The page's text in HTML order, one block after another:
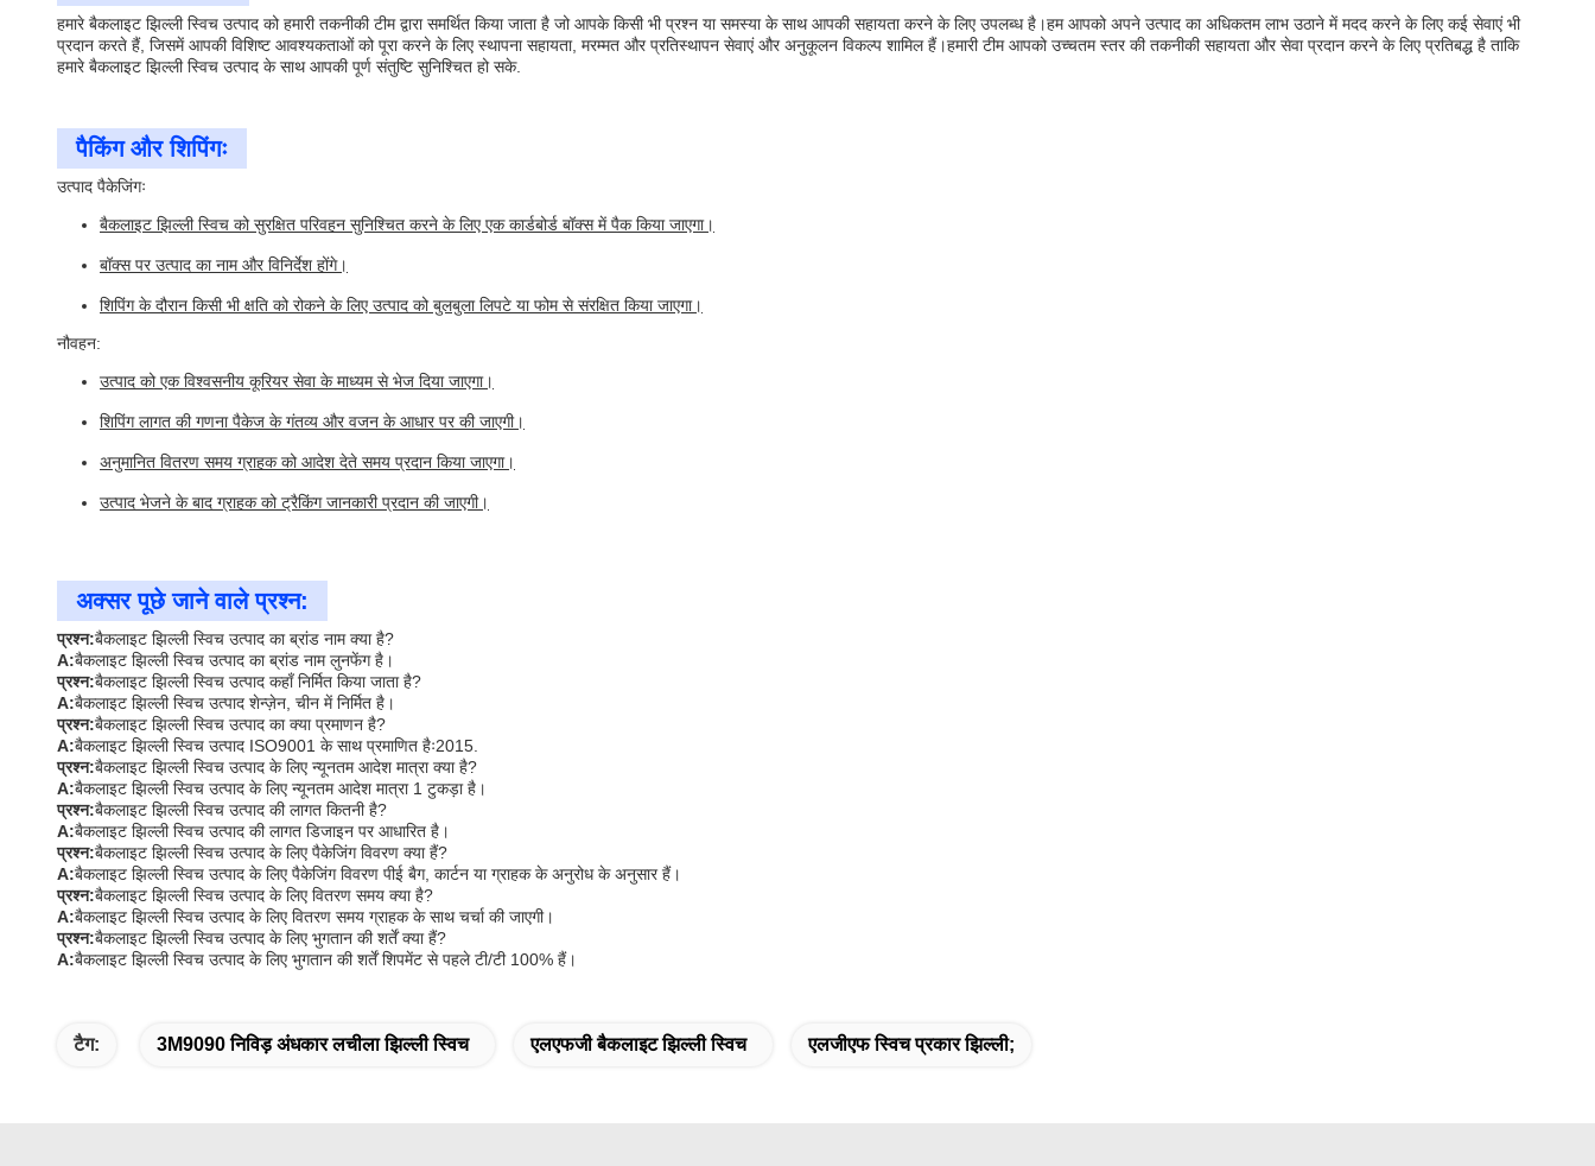
हमारे बैकलाइट झिल्ली स्विच उत्पाद को हमारी तकनीकी टीम द्वारा समर्थित किया जाता है जो आपके किसी भी प्रश्न या समस्या के साथ आपकी सहायता करने के लिए उपलब्ध है।हम आपको अपने उत्पाद का अधिकतम लाभ उठाने में मदद करने के लिए कई सेवाएं भी
प्रदान करते हैं, जिसमें आपकी विशिष्ट आवश्यकताओं को पूरा करने के लिए स्थापना सहायता, मरम्मत और प्रतिस्थापन सेवाएं और अनुकूलन विकल्प शामिल हैं।हमारी टीम आपको उच्चतम स्तर की तकनीकी सहायता और सेवा प्रदान करने के लिए प्रतिबद्ध है ताकि
हमारे बैकलाइट झिल्ली स्विच उत्पाद के साथ आपकी पूर्ण संतुष्टि सुनिश्चित हो सके.
पैकिंग और शिपिंगः
उत्पाद पैकेजिंगः
बैकलाइट झिल्ली स्विच को सुरक्षित परिवहन सुनिश्चित करने के लिए एक कार्डबोर्ड बॉक्स में पैक किया जाएगा।
बॉक्स पर उत्पाद का नाम और विनिर्देश होंगे।
शिपिंग के दौरान किसी भी क्षति को रोकने के लिए उत्पाद को बुलबुला लिपटे या फोम से संरक्षित किया जाएगा।
नौवहन:
उत्पाद को एक विश्वसनीय कूरियर सेवा के माध्यम से भेज दिया जाएगा।
शिपिंग लागत की गणना पैकेज के गंतव्य और वजन के आधार पर की जाएगी।
अनुमानित वितरण समय ग्राहक को आदेश देते समय प्रदान किया जाएगा।
उत्पाद भेजने के बाद ग्राहक को ट्रैकिंग जानकारी प्रदान की जाएगी।
अक्सर पूछे जाने वाले प्रश्न:
प्रश्न:बैकलाइट झिल्ली स्विच उत्पाद का ब्रांड नाम क्या है?
A:बैकलाइट झिल्ली स्विच उत्पाद का ब्रांड नाम लुनफेंग है।
प्रश्न:बैकलाइट झिल्ली स्विच उत्पाद कहाँ निर्मित किया जाता है?
A:बैकलाइट झिल्ली स्विच उत्पाद शेन्ज़ेन, चीन में निर्मित है।
प्रश्न:बैकलाइट झिल्ली स्विच उत्पाद का क्या प्रमाणन है?
A:बैकलाइट झिल्ली स्विच उत्पाद ISO9001 के साथ प्रमाणित हैः2015.
प्रश्न:बैकलाइट झिल्ली स्विच उत्पाद के लिए न्यूनतम आदेश मात्रा क्या है?
A:बैकलाइट झिल्ली स्विच उत्पाद के लिए न्यूनतम आदेश मात्रा 1 टुकड़ा है।
प्रश्न:बैकलाइट झिल्ली स्विच उत्पाद की लागत कितनी है?
A:बैकलाइट झिल्ली स्विच उत्पाद की लागत डिजाइन पर आधारित है।
प्रश्न:बैकलाइट झिल्ली स्विच उत्पाद के लिए पैकेजिंग विवरण क्या हैं?
A:बैकलाइट झिल्ली स्विच उत्पाद के लिए पैकेजिंग विवरण पीई बैग, कार्टन या ग्राहक के अनुरोध के अनुसार हैं।
प्रश्न:बैकलाइट झिल्ली स्विच उत्पाद के लिए वितरण समय क्या है?
A:बैकलाइट झिल्ली स्विच उत्पाद के लिए वितरण समय ग्राहक के साथ चर्चा की जाएगी।
प्रश्न:बैकलाइट झिल्ली स्विच उत्पाद के लिए भुगतान की शर्तें क्या हैं?
A:बैकलाइट झिल्ली स्विच उत्पाद के लिए भुगतान की शर्तें शिपमेंट से पहले टी/टी 100% हैं।
टैग: 3M9090 निविड़ अंधकार लचीला झिल्ली स्विच एलएफजी बैकलाइट झिल्ली स्विच एलजीएफ स्विच प्रकार झिल्ली;